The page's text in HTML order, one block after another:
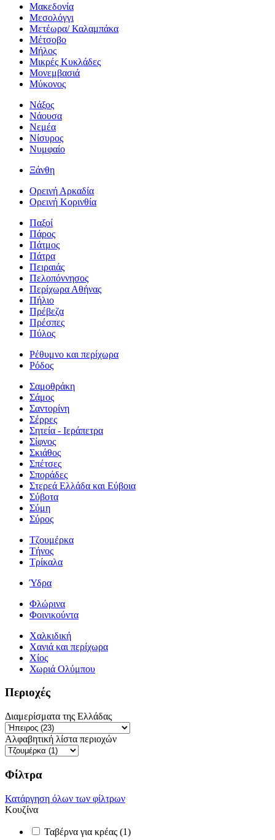
Μακεδονία
Μεσολόγγι
Μετέωρα/ Καλαμπάκα
Μέτσοβο
Μήλος
Μικρές Κυκλάδες
Μονεμβασιά
Μύκονος
Νάξος
Νάουσα
Νεμέα
Νίσυρος
Νυμφαίο
Ξάνθη
Ορεινή Αρκαδία
Ορεινή Κορινθία
Παξοί
Πάρος
Πάτμος
Πάτρα
Πειραιάς
Πελοπόννησος
Περίχωρα Αθήνας
Πήλιο
Πρέβεζα
Πρέσπες
Πύλος
Ρέθυμνο και περίχωρα
Ρόδος
Σαμοθράκη
Σάμος
Σαντορίνη
Σέρρες
Σητεία - Ιεράπετρα
Σίφνος
Σκιάθος
Σπέτσες
Σποράδες
Στερεά Ελλάδα και Εύβοια
Σύβοτα
Σύμη
Σύρος
Τζουμέρκα
Τήνος
Τρίκαλα
Ύδρα
Φλώρινα
Φοινικούντα
Χαλκιδική
Χανιά και περίχωρα
Χίος
Χωριά Ολύμπου
Περιοχές
Διαμερίσματα της Ελλάδας
Αλφαβητική λίστα περιοχών
Φίλτρα
Κατάργηση όλων των φίλτρων
Κουζίνα
Ταβέρνα για κρέας (1)